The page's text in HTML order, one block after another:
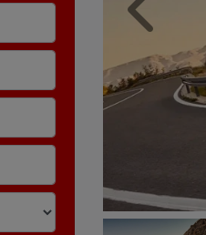
Anterior